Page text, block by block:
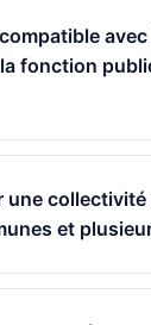
avec
fonction
une collectivité
et